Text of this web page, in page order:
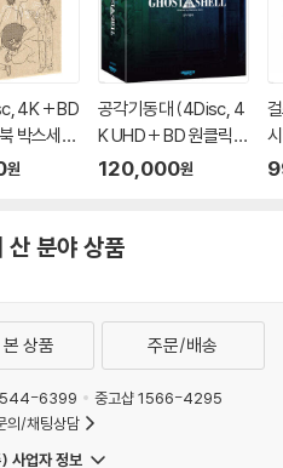
4K + BD
박스세트
레이
원
공각기동대 (4Disc, 4
K UHD + BD 원클릭박
스 스틸북 한정판 C Ty
120,000원
산 분야 상품
상품 주문/배송
6399
중고샵 1566-4295
/채팅상담
사업자 정보